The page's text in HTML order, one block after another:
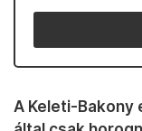
A Keleti-Bakony